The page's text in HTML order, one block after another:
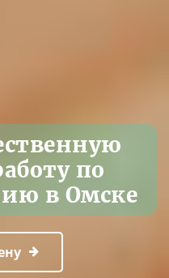
по
в Омске